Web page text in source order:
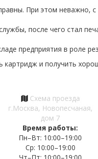
При этом неважно, с
после чего стал
предприятия в роле
и получить
Схема проезда
г.Москва, Новопесчаная,
дом 7
Время работы:
Пн–Вт: 10:00–19:00
Ср: 10:00–19:00